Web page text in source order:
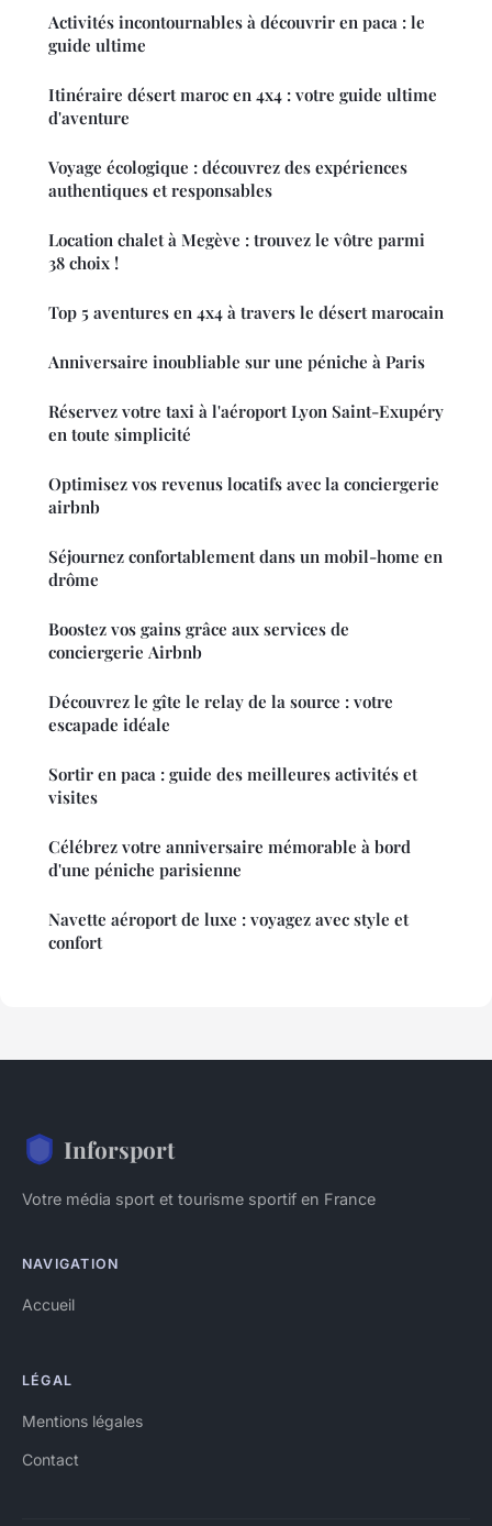
Activités incontournables à découvrir en paca : le
guide ultime
Itinéraire désert maroc en 4x4 : votre guide ultime
d'aventure
Voyage écologique : découvrez des expériences
authentiques et responsables
Location chalet à Megève : trouvez le vôtre parmi
38 choix !
Top 5 aventures en 4x4 à travers le désert marocain
Anniversaire inoubliable sur une péniche à Paris
Réservez votre taxi à l'aéroport Lyon Saint-Exupéry
en toute simplicité
Optimisez vos revenus locatifs avec la conciergerie
airbnb
Séjournez confortablement dans un mobil-home en
drôme
Boostez vos gains grâce aux services de
conciergerie Airbnb
Découvrez le gîte le relay de la source : votre
escapade idéale
Sortir en paca : guide des meilleures activités et
visites
Célébrez votre anniversaire mémorable à bord
d'une péniche parisienne
Navette aéroport de luxe : voyagez avec style et
confort
Inforsport
Votre média sport et tourisme sportif en France
NAVIGATION
Accueil
LÉGAL
Mentions légales
Contact